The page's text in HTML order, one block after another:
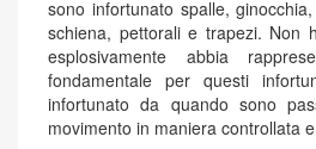
sono infortunato spalle,
schiena, pettorali e trapezi. Non
esplosivamente abbia
fondamentale per questi
infortunato da quando sono
movimento in maniera controllata